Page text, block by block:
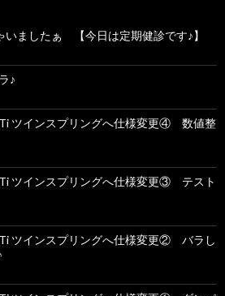
いましたぁ 【今日は定期健診です♪】
♪
ツインスプリングへ仕様変更④ 数値整
ツインスプリングへ仕様変更③ テスト
ツインスプリングへ仕様変更② バラし